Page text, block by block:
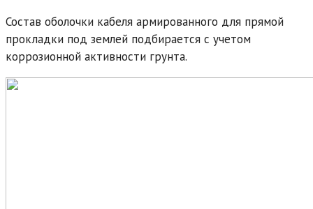
Состав оболочки кабеля армированного для прямой
прокладки под землей подбирается с учетом
коррозионной активности грунта.